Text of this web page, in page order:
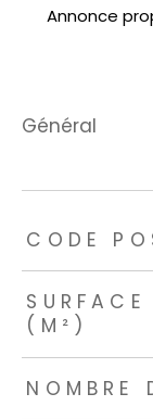
Annonce
général
CODE
(M²)
NOMBRE